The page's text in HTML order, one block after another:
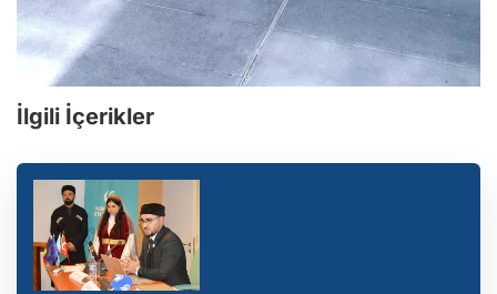
İlgili İçerikler